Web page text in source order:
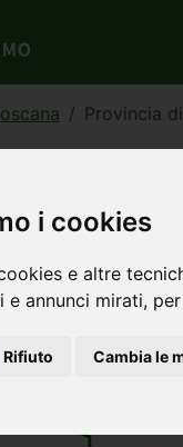
i cookies
e altre
e annunci mirati,
Rifiuto Cambia le
Provincia
— 1–30 visualizzati